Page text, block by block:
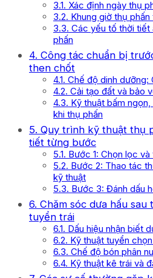
3.1. Xác định ngày thụ
3.2. Khung giờ thụ
3.3. Các yếu tố thời tiết
phấn
4. Công tác chuẩn bị
then chốt
4.1. Chế độ dinh
4.2. Cải tạo đất và bảo
4.3. Kỹ thuật bấm
khi thụ phấn
5. Quy trình kỹ thuật thụ
tiết từng bước
5.1. Bước 1: Chọn lọc
5.2. Bước 2: Thao tác
kỹ thuật
5.3. Bước 3: Đánh dấu
6. Chăm sóc dưa hấu
tuyển trái
6.1. Dấu hiệu nhận biết
6.2. Kỹ thuật tuyển
6.3. Chế độ bón phân
6.4. Kỹ thuật kê trái và